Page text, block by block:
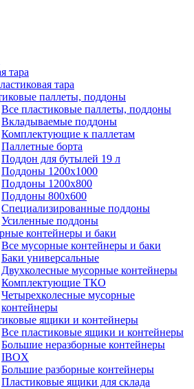
тара
тара
паллеты, поддоны
Все пластиковые паллеты, поддоны
Вкладываемые поддоны
Комплектующие к паллетам
Паллетные борта
Поддон для бутылей 19 л
Поддоны 1200х1000
Поддоны 1200х800
Поддоны 800х600
Специализированные поддоны
Усиленные поддоны
контейнеры и баки
Все мусорные контейнеры и баки
Баки универсальные
Двухколесные мусорные контейнеры
Комплектующие ТКО
Четырехколесные мусорные
контейнеры
ящики и контейнеры
Все пластиковые ящики и контейнеры
Большие неразборные контейнеры
IBOX
Большие разборные контейнеры
Пластиковые ящики для склада